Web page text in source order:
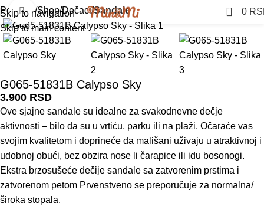
Skip to navigation
Skip to main content
0 0
Početna Shop Dečaci Sandale
Click to enlarge
G065-51831B Calypso Sky
3.900 RSD
Ove sjajne sandale su idealne za svakodnevne dečje
aktivnosti – bilo da su u vrtiću, parku ili na plaži. Očaraće vas
svojim kvalitetom i doprineće da mališani uživaju u atraktivnoj i
udobnoj obući, bez obzira nose li čarapice ili idu bosonogi.
Ekstra brzosušeće dečije sandale sa zatvorenim prstima i
zatvorenom petom Prvenstveno se preporučuje za normalna/
široka stopala.